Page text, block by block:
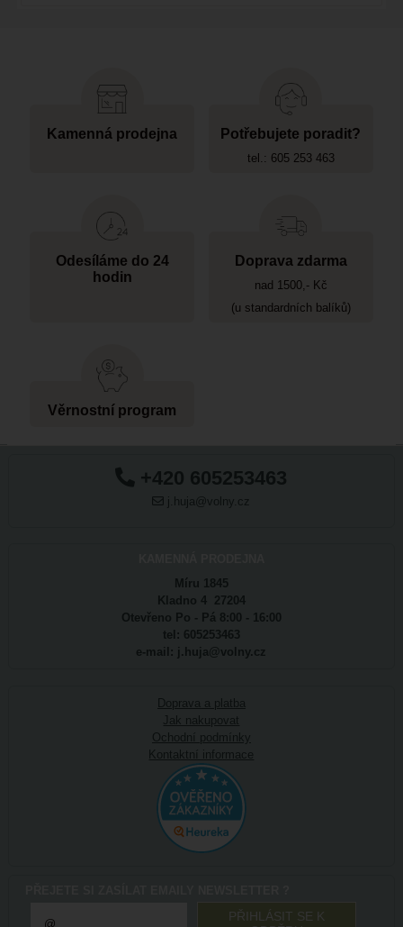
Kamenná prodejna Potřebujete poradit?
tel.: 605 253 463
Odesíláme do 24
hodin
Doprava zdarma
nad 1500,- Kč
(u standardních balíků)
Věrnostní program
+420 605253463
j.huja@volny.cz
Míru 1845
Kladno 4 27204
Otevřeno Po - Pá 8:00 - 16:00
tel: 605253463
e-mail: j.huja@volny.cz
Doprava a platba
Jak nakupovat
Ochodní podmínky
Kontaktní informace